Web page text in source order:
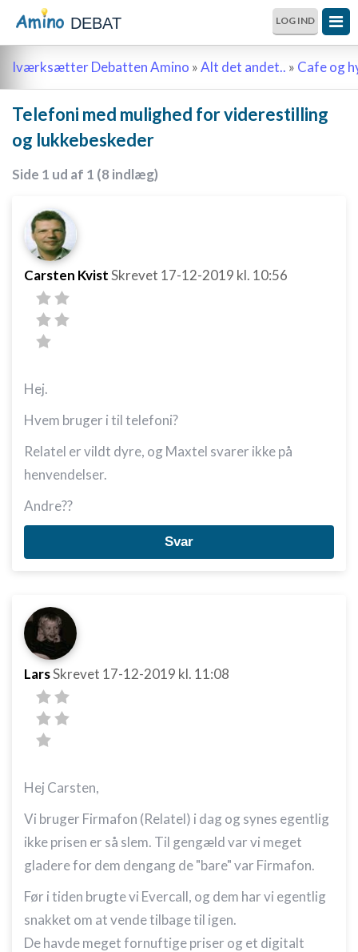
DEBAT LOG IND
Iværksætter Debatten Amino »Alt det andet.. » Cafe og
Telefoni med mulighed for viderestilling
og lukkebeskeder
Side 1 ud af 1 (8 indlæg)
Carsten KvistSkrevet 17-12-2019 kl. 10:56
Hej.
Hvem bruger i til telefoni?
Relatel er vildt dyre, og Maxtel svarer ikke på
henvendelser.
Andre??
Svar
LarsSkrevet 17-12-2019 kl. 11:08
Hej Carsten,
Vi bruger Firmafon (Relatel) i dag og synes egentlig
ikke prisen er så slem. Til gengæld var vi meget
gladere for dem dengang de "bare" var Firmafon.
Før i tiden brugte vi Evercall, og dem har vi egentlig
snakket om at vende tilbage til igen.
De havde meget fornuftige priser og et digitalt